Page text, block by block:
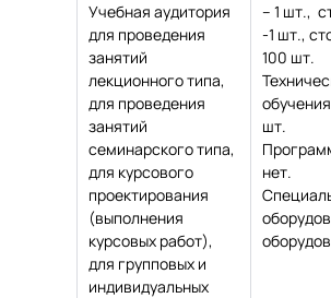
Учебная аудитория
для проведения
занятий
лекционного типа,
для проведения
занятий
семинарского типа,
для курсового
проектирования
(выполнения
курсовых работ),
для групповых и
индивидуальных
– 1 шт.,
-1 шт.,
100 шт.
шт.
нет.